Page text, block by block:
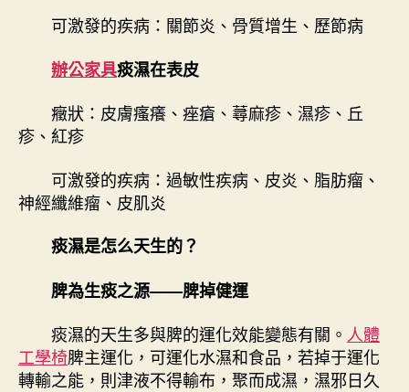
可激發的疾病：關節炎、骨質增生、歷節病
辦公家具痰濕在表皮
癥狀：皮膚瘙癢、痤瘡、蕁麻疹、濕疹、丘
疹、紅疹
可激發的疾病：過敏性疾病、皮炎、脂肪瘤、
神經纖維瘤、皮肌炎
痰濕是怎么天生的？
脾為生痰之源——脾掉健運
痰濕的天生多與脾的運化效能變態有關。 人體
工學椅脾主運化，可運化水濕和食品，若掉于運化
轉輸之能，則津液不得輸布，聚而成濕，濕邪日久